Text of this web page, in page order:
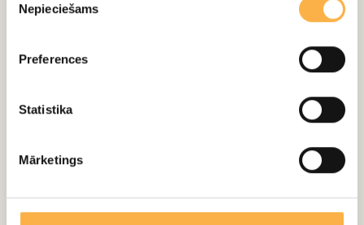
izvēle
Nepieciešams
Preferences
Statistika
Mārketings
Ernests, Habebalds:
Marta: Dana Avotiņa-Lāce
Meitene: Jūlija Meščerjakova
Cilvēks maskā, Ārsts: